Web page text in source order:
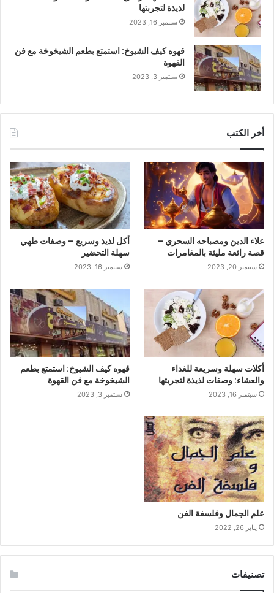
لذيذة لتجربتها
سبتمبر 16, 2023
قهوه كيف الشيوخ: استمتع بطعم الشيخوخة مع فن
القهوة
سبتمبر 3, 2023
أخر الكتب
علاء الدين ومصباحه السحري –
قصة رائعة مليئة بالمغامرات
سبتمبر 20, 2023
أكل لذيذ وسريع – وصفات طهي
سهلة التحضير
سبتمبر 16, 2023
أكلات سهلة وسريعة للغداء
والعشاء: وصفات لذيذة لتجربتها
سبتمبر 16, 2023
قهوه كيف الشيوخ: استمتع بطعم
الشيخوخة مع فن القهوة
سبتمبر 3, 2023
علم الجمال وفلسفة الفن
يناير 26, 2022
تصنيفات